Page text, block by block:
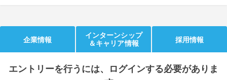
企業情報
インターンシップ
＆キャリア情報
採用情報
エントリーを行うには、ログインする必要がありま